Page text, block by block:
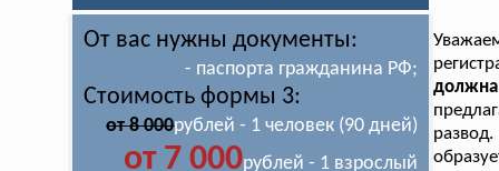
От вас нужны документы:
- паспорта гражданина РФ;
Стоимость формы 3:
от 8 000рублей - 1 человек (90 дней)
от 7 000рублей - 1 взрослый